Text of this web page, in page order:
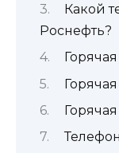
Какой
Роснефть?